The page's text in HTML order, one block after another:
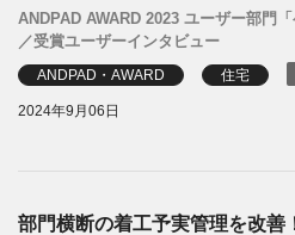
ANDPAD AWARD 2023 ユーザー部門
／受賞ユーザーインタビュー
ANDPAD・AWARD 住宅
2024年9月06日
部門横断の着工予実管理を改善